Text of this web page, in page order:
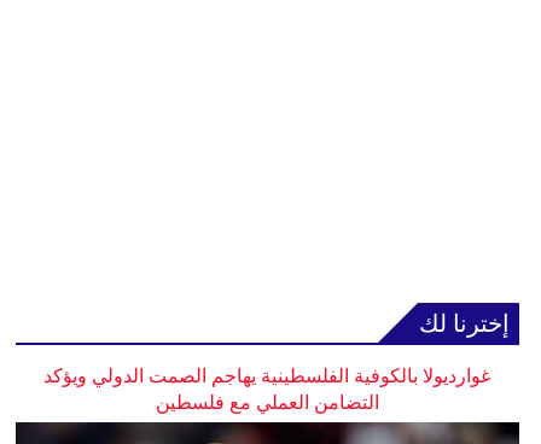
إخترنا لك
غوارديولا بالكوفية الفلسطينية يهاجم الصمت الدولي ويؤكد
التضامن العملي مع فلسطين